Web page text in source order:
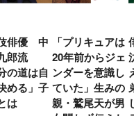
俳優 中
郎流
の道は自
める」子
は
「プリキュアは
20年前からジェ
ンダーを意識し
ていた」生みの
親・鷲尾天が男